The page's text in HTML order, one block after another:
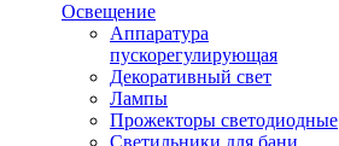
Освещение
Аппаратура
пускорегулирующая
Декоративный свет
Лампы
Прожекторы светодиодные